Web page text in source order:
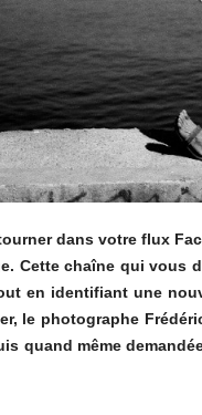
dans votre flux
Cette chaîne qui vous
en identifiant une
le photographe
quand même